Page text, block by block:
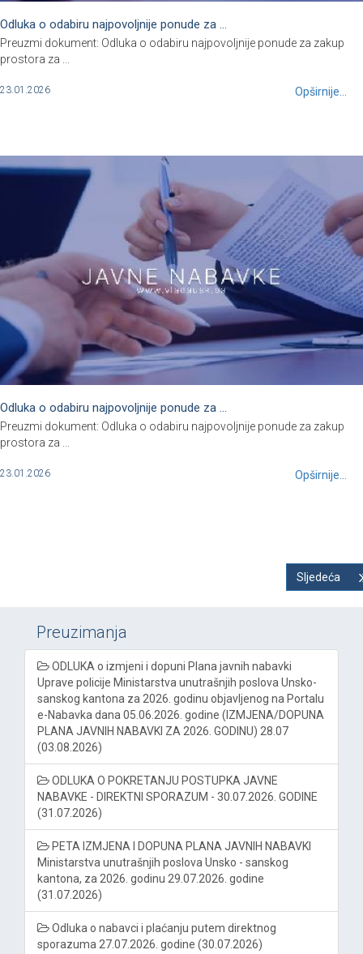
Odluka o odabiru najpovoljnije ponude za ...
Preuzmi dokument: Odluka o odabiru najpovoljnije ponude za zakup
prostora za ...
23.01.2026 Opširnije...
Odluka o odabiru najpovoljnije ponude za ...
Preuzmi dokument: Odluka o odabiru najpovoljnije ponude za zakup
prostora za ...
23.01.2026 Opširnije...
Sljedeća
Preuzimanja
ODLUKA o izmjeni i dopuni Plana javnih nabavki
Uprave policije Ministarstva unutrašnjih poslova Unsko-
sanskog kantona za 2026. godinu objavljenog na Portalu
e-Nabavka dana 05.06.2026. godine (IZMJENA/DOPUNA
PLANA JAVNIH NABAVKI ZA 2026. GODINU) 28.07
(03.08.2026)
ODLUKA O POKRETANJU POSTUPKA JAVNE
NABAVKE - DIREKTNI SPORAZUM - 30.07.2026. GODINE
(31.07.2026)
PETA IZMJENA I DOPUNA PLANA JAVNIH NABAVKI
Ministarstva unutrašnjih poslova Unsko - sanskog
kantona, za 2026. godinu 29.07.2026. godine
(31.07.2026)
Odluka o nabavci i plaćanju putem direktnog
sporazuma 27.07.2026. godine (30.07.2026)